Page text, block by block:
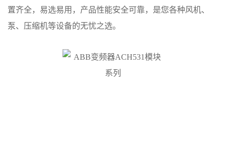
置齐全，易选易用，产品性能安全可靠，是您各种风机、
泵、压缩机等设备的无忧之选。